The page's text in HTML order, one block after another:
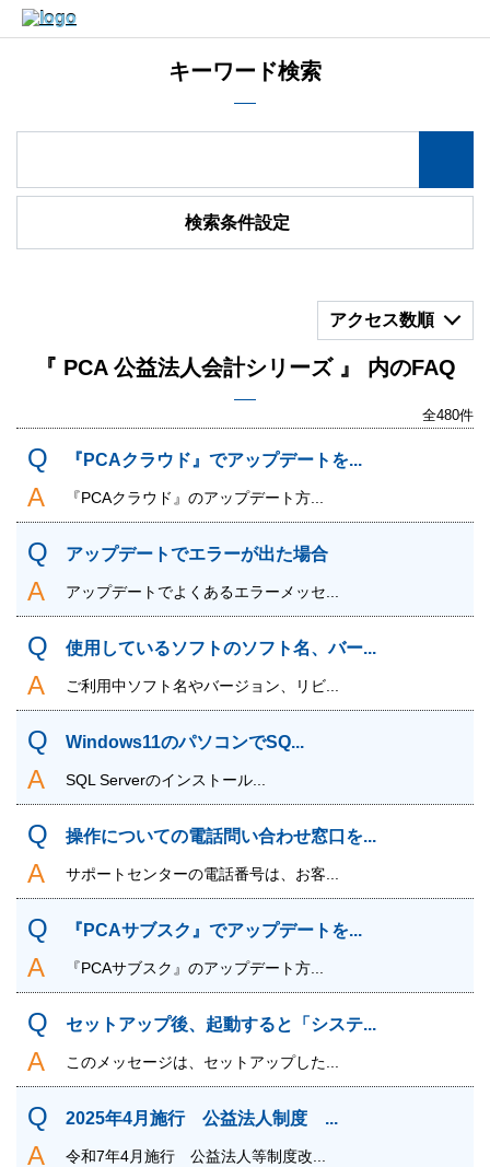
キーワード検索
検索条件設定
アクセス数順
『 PCA 公益法人会計シリーズ 』 内のFAQ
全480件
『PCAクラウド』でアップデートを...
『PCAクラウド』のアップデート方...
アップデートでエラーが出た場合
アップデートでよくあるエラーメッセ...
使用しているソフトのソフト名、バー...
ご利用中ソフト名やバージョン、リビ...
Windows11のパソコンでSQ...
SQL Serverのインストール...
操作についての電話問い合わせ窓口を...
サポートセンターの電話番号は、お客...
『PCAサブスク』でアップデートを...
『PCAサブスク』のアップデート方...
セットアップ後、起動すると「システ...
このメッセージは、セットアップした...
2025年4月施行 公益法人制度 ...
令和7年4月施行 公益法人等制度改...